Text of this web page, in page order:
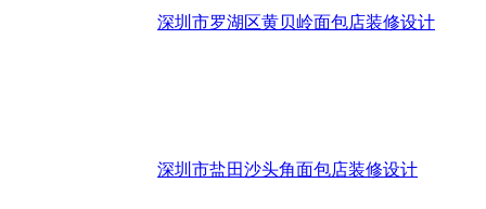
深圳市罗湖区黄贝岭面包店装修设计
深圳市盐田沙头角面包店装修设计